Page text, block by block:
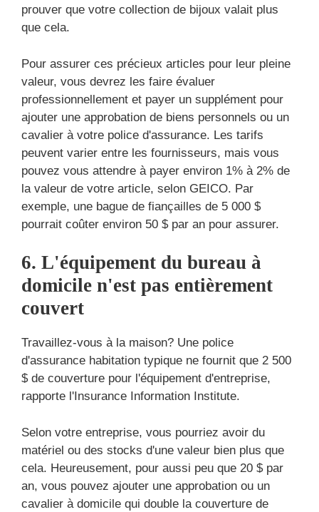
prouver que votre collection de bijoux valait plus
que cela.
Pour assurer ces précieux articles pour leur pleine
valeur, vous devrez les faire évaluer
professionnellement et payer un supplément pour
ajouter une approbation de biens personnels ou un
cavalier à votre police d'assurance. Les tarifs
peuvent varier entre les fournisseurs, mais vous
pouvez vous attendre à payer environ 1% à 2% de
la valeur de votre article, selon GEICO. Par
exemple, une bague de fiançailles de 5 000 $
pourrait coûter environ 50 $ par an pour assurer.
6. L'équipement du bureau à
domicile n'est pas entièrement
couvert
Travaillez-vous à la maison? Une police
d'assurance habitation typique ne fournit que 2 500
$ de couverture pour l'équipement d'entreprise,
rapporte l'Insurance Information Institute.
Selon votre entreprise, vous pourriez avoir du
matériel ou des stocks d'une valeur bien plus que
cela. Heureusement, pour aussi peu que 20 $ par
an, vous pouvez ajouter une approbation ou un
cavalier à domicile qui double la couverture de